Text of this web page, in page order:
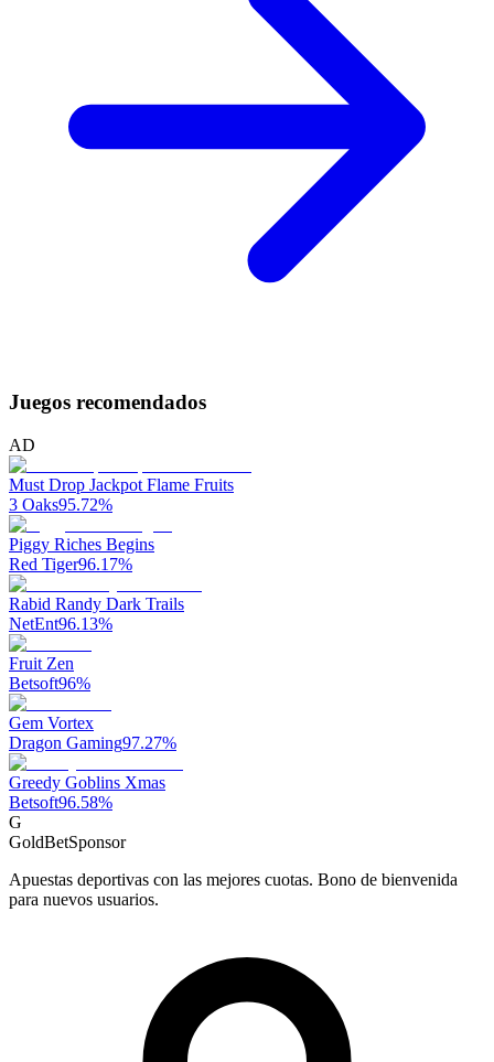
Juegos recomendados
AD
Must Drop Jackpot Flame Fruits
3 Oaks95.72%
Piggy Riches Begins
Red Tiger96.17%
Rabid Randy Dark Trails
NetEnt96.13%
Fruit Zen
Betsoft96%
Gem Vortex
Dragon Gaming97.27%
Greedy Goblins Xmas
Betsoft96.58%
G
GoldBetSponsor
Apuestas deportivas con las mejores cuotas. Bono de bienvenida
para nuevos usuarios.